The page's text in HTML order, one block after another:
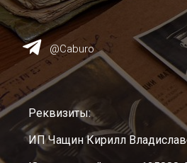
@Caburo
Реквизиты:
ИП Чащин Кирилл